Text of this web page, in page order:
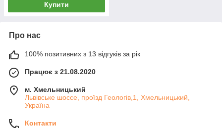
Купити
Про нас
100% позитивних з 13 відгуків за рік
Працює з 21.08.2020
м. Хмельницький
Львівське шоссе, проїзд Геологів,1, Хмельницький,
Україна
Контакти